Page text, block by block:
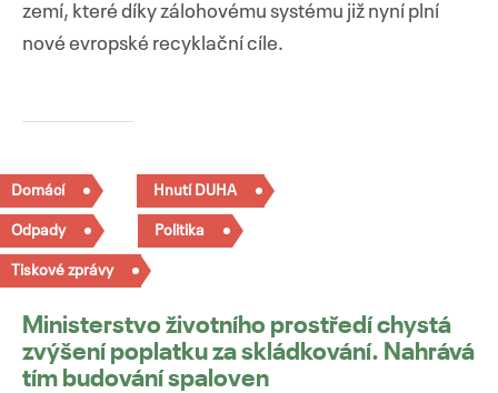
zemí, které díky zálohovému systému již nyní plní
nové evropské recyklační cíle.
Domácí Hnutí DUHA
Odpady Politika
Tiskové zprávy
Ministerstvo životního prostředí chystá
zvýšení poplatku za skládkování. Nahrává
tím budování spaloven